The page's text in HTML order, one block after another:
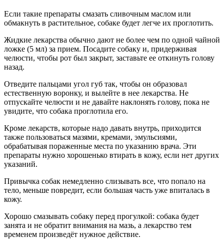
Если такие препараты смазать сливочным маслом или
обмакнуть в растительное, собаке будет легче их проглотить.
Жидкие лекарства обычно дают не более чем по одной чайной
ложке (5 мл) за прием. Посадите собаку и, придерживая
челюсти, чтобы рот был закрыт, заставьте ее откинуть голову
назад.
Отведите пальцами угол губ так, чтобы он образовал
естественную воронку, и вылейте в нее лекарства. Не
отпускайте челюсти и не давайте наклонять голову, пока не
увидите, что собака проглотила его.
Кроме лекарств, которые надо давать внутрь, приходится
также пользоваться мазями, кремами, эмульсиями,
обрабатывая пораженные места по указанию врача. Эти
препараты нужно хорошенько втирать в кожу, если нет других
указаний.
Привычка собак немедленно слизывать все, что попало на
тело, меньше повредит, если большая часть уже впиталась в
кожу.
Хорошо смазывать собаку перед прогулкой: собака будет
занята и не обратит внимания на мазь, а лекарство тем
временем произведёт нужное действие.